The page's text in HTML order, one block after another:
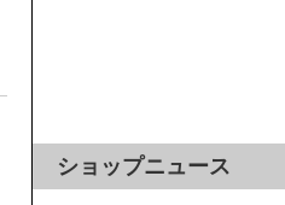
ショップニュース